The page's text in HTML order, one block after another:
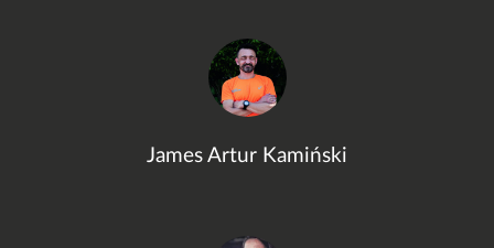
James Artur Kamiński